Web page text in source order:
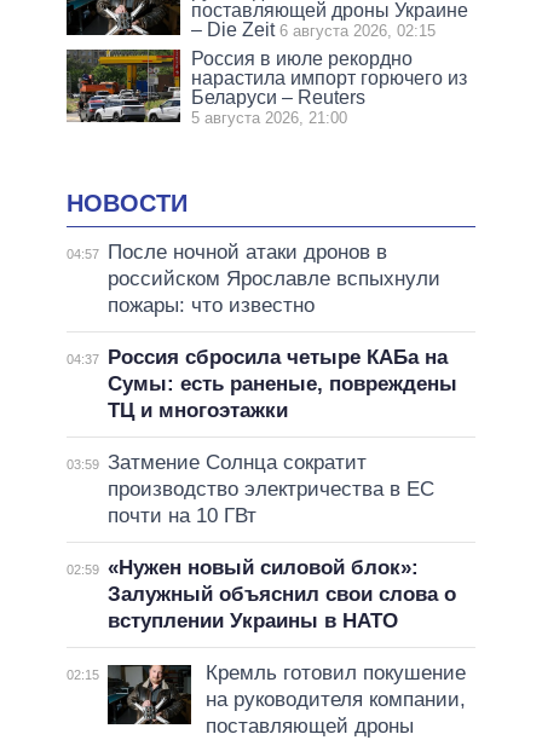
поставляющей дроны Украине
– Die Zeit 6 августа 2026, 02:15
Россия в июле рекордно
нарастила импорт горючего из
Беларуси – Reuters
5 августа 2026, 21:00
НОВОСТИ
04:57
После ночной атаки дронов в
российском Ярославле вспыхнули
пожары: что известно
04:37
Россия сбросила четыре КАБа на
Сумы: есть раненые, повреждены
ТЦ и многоэтажки
03:59 Затмение Солнца сократит
производство электричества в ЕС
почти на 10 ГВт
02:59 «Нужен новый силовой блок»:
Залужный объяснил свои слова о
вступлении Украины в НАТО
02:15
Кремль готовил покушение
на руководителя компании,
поставляющей дроны